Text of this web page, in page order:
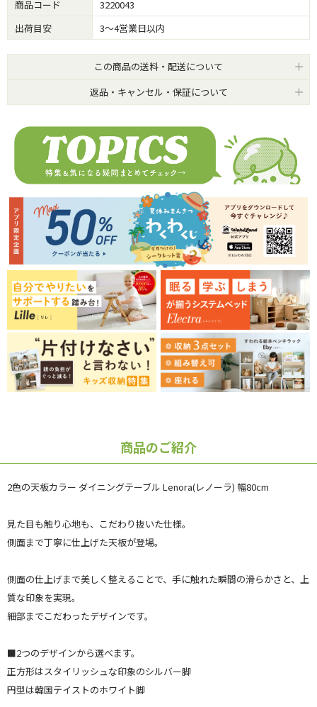
商品コード
3220043
出荷目安
3～4営業日以内
この商品の送料・配送について
返品・キャンセル・保証について
商品のご紹介
2色の天板カラー ダイニングテーブル Lenora(レノーラ) 幅80cm
見た目も触り心地も、こだわり抜いた仕様。
側面まで丁寧に仕上げた天板が登場。
側面の仕上げまで美しく整えることで、手に触れた瞬間の滑らかさと、上
質な印象を実現。
細部までこだわったデザインです。
■2つのデザインから選べます。
正方形はスタイリッシュな印象のシルバー脚
円型は韓国テイストのホワイト脚